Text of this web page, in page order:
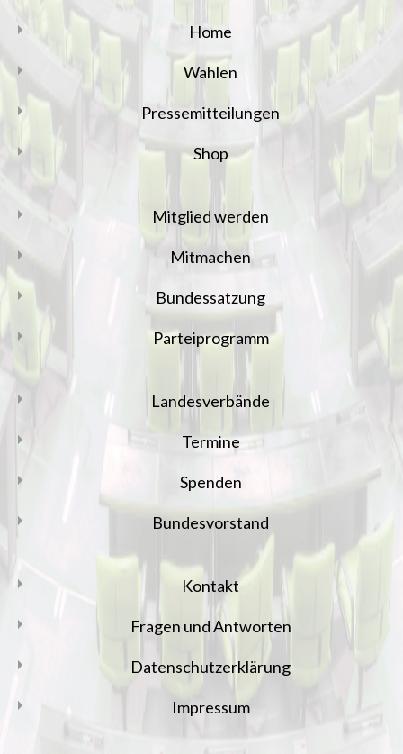
Home
Wahlen
Pressemitteilungen
Shop
Mitglied werden
Mitmachen
Bundessatzung
Parteiprogramm
Landesverbände
Termine
Spenden
Bundesvorstand
Kontakt
Fragen und Antworten
Datenschutzerklärung
Impressum